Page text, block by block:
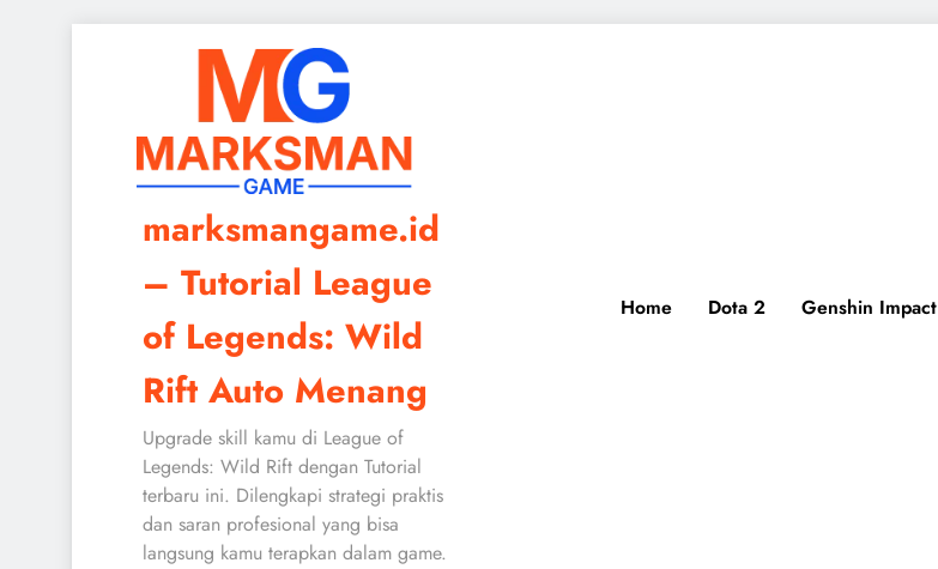
marksmangame.id
– Tutorial League
of Legends: Wild
Rift Auto Menang
Upgrade skill kamu di League of
Legends: Wild Rift dengan Tutorial
terbaru ini. Dilengkapi strategi praktis
dan saran profesional yang bisa
langsung kamu terapkan dalam game.
Home Dota 2 Genshin Impact